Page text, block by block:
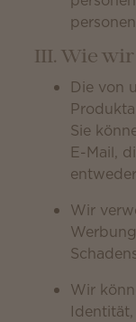
III. Wie
Die von
Sie
E-Mail,
Wir
Wir